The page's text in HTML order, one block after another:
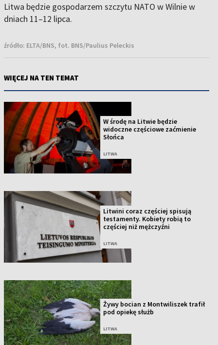
Litwa będzie gospodarzem szczytu NATO w Wilnie w
dniach 11–12 lipca.
źródło: ELTA/BNS, fot. BNS/Paulius Peleckis
WIĘCEJ NA TEN TEMAT
W środę na Litwie będzie
widoczne częściowe zaćmienie
Słońca
LITWA
Litwini coraz częściej spisują
testamenty. Kobiety robią to
częściej niż mężczyźni
LITWA
Żywy bocian z Montwiliszek trafił
pod opiekę służb
LITWA